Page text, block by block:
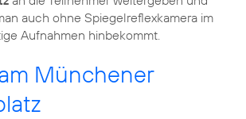
auch ohne Spiegelreflexkamera im
Aufnahmen hinbekommt.
Münchener